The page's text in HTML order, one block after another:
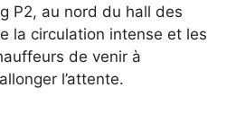
P2, au nord du hall des
la circulation intense et les
de venir à
l’attente.